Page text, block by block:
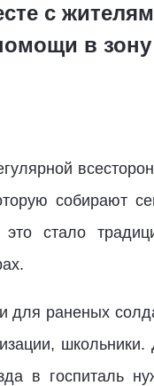
с
в зону
собирают
стало
для раненых
школьники.
в госпиталь